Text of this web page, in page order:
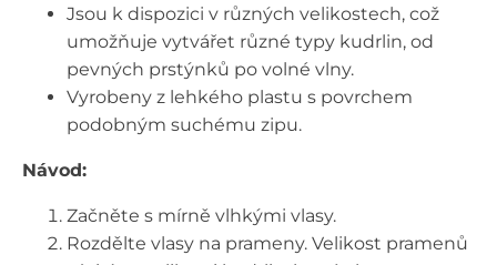
Jsou k dispozici v různých velikostech, což
umožňuje vytvářet různé typy kudrlin, od
pevných prstýnků po volné vlny.
Vyrobeny z lehkého plastu s povrchem
podobným suchému zipu.
Návod:
Začněte s mírně vlhkými vlasy.
Rozdělte vlasy na prameny. Velikost pramenů